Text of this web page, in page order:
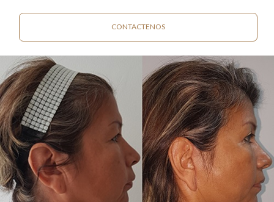
CONTACTENOS